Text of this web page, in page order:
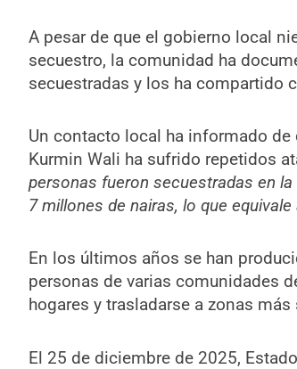
A pesar de que el gobierno local
secuestro, la comunidad ha
secuestradas y los ha compartido
Un contacto local ha informado
Kurmin Wali ha sufrido repetidos
personas fueron secuestradas en
7 millones de nairas, lo que
En los últimos años se han
personas de varias comunidades
hogares y trasladarse a zonas
El 25 de diciembre de 2025,